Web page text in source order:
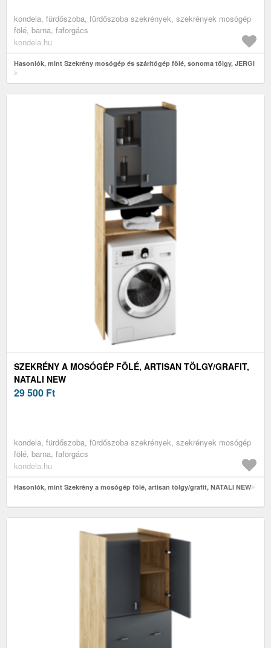
kondela, fürdőszoba, fürdőszoba szekrények, szekrények mosógép
fölé, barna, faforgács
kondela.hu
Hasonlók, mint Szekrény mosógép és szárítógép fölé, sonoma tölgy, JERGI
SZEKRÉNY A MOSÓGÉP FÖLÉ, ARTISAN TÖLGY/GRAFIT,
NATALI NEW
29 500 Ft
kondela, fürdőszoba, fürdőszoba szekrények, szekrények mosógép
fölé, barna, faforgács
kondela.hu
Hasonlók, mint Szekrény a mosógép fölé, artisan tölgy/grafit, NATALI NEW